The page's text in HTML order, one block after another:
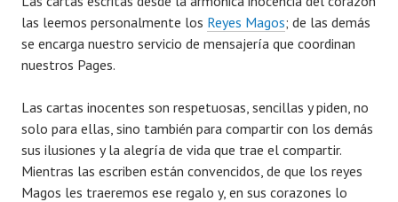
las leemos personalmente los Reyes Magos; de las demás
se encarga nuestro servicio de mensajería que coordinan
nuestros Pages.
Las cartas inocentes son respetuosas, sencillas y piden, no
solo para ellas, sino también para compartir con los demás
sus ilusiones y la alegría de vida que trae el compartir.
Mientras las escriben están convencidos, de que los reyes
Magos les traeremos ese regalo y, en sus corazones lo